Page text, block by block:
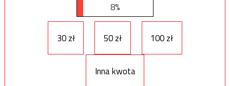
8%
30 zł 50 zł 100 zł
Inna kwota